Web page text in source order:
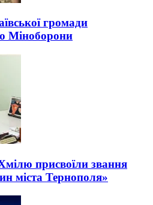
громади
Міноборони
присвоїли звання
міста Тернополя»